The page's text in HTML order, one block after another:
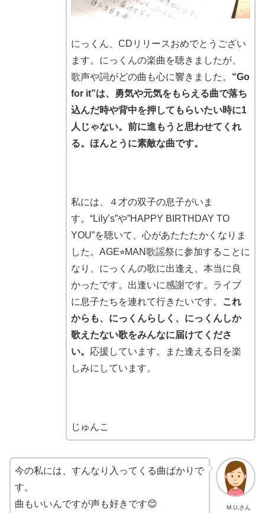
にっくん、CDリリースおめでとうござい
ます。にっくんの楽曲を聴きましたが、
歌声や詞がどの曲も心に響きました。 “Go
for it”は、勇気や元気をもらえる曲で落ち
込んだ時や背中を押してもらいたい時に1
人じゃない。前に進もうと思わせてくれ
る。ほんとうに素敵な曲です。
私には、４才の双子の息子がいま
す。“Lily’s”や”HAPPY BIRTHDAY TO
YOU”を聴いて、心があたたたかくなりま
した。AGE⭐︎MAN歌謡祭に参加することに
なり、にっくんの歌に出逢え、本当に良
かったです。出逢いに感謝です。ライブ
に息子たちを連れて行きたいです。
これ
からも、にっくんらしく、にっくんしか
歌えたない歌をみんなに届けてくださ
い。 応援しています。また逢える日を楽
しみにしています。
じゅんこ
M.U.さん
今の私には、すんなり入ってくる曲ばかりで
す。
曲もいいんですが声も好きです😊